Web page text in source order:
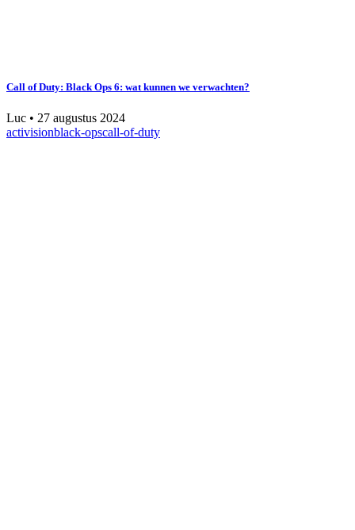
Call of Duty: Black Ops 6: wat kunnen we verwachten?
Luc • 27 augustus 2024
activisionblack-opscall-of-duty